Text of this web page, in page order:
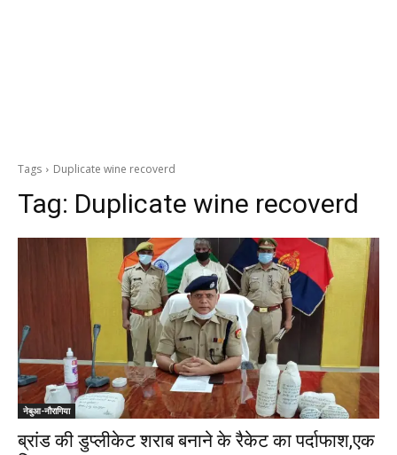
Tags Duplicate wine recoverd
Tag: Duplicate wine recoverd
नेबुआ-नौरागिया
ब्रांड की डुप्लीकेट शराब बनाने के रैकेट का पर्दाफाश,एक